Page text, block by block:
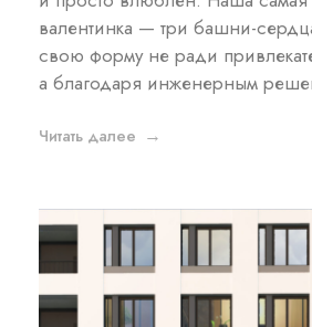
валентинка — три башни-
свою форму не ради
а благодаря инженерным
Читать далее